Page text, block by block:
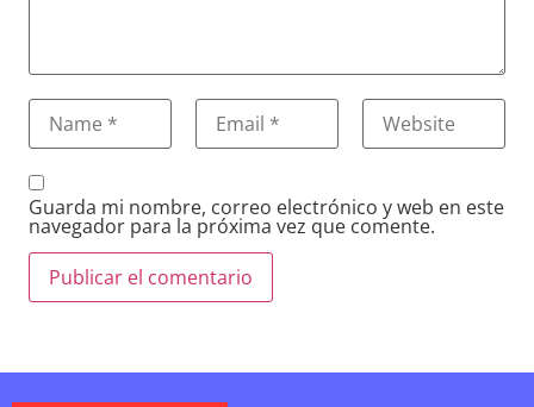
Guarda mi nombre, correo electrónico y web en este
navegador para la próxima vez que comente.